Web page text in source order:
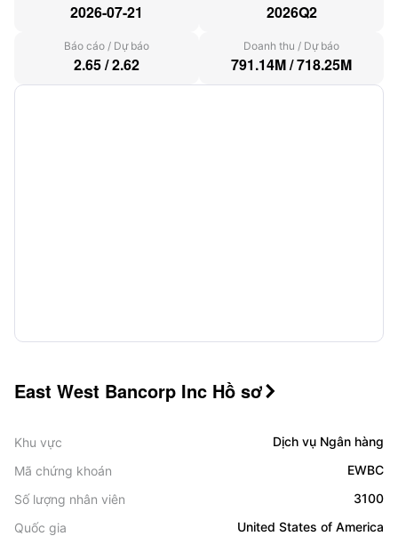
2026-07-21 2026Q2
Báo cáo / Dự báo
2.65/2.62
Doanh thu / Dự báo
791.14M/718.25M
East West Bancorp Inc Hồ sơ 
Khu vực
Dịch vụ Ngân hàng
Mã chứng khoán
EWBC
Số lượng nhân viên
3100
Quốc gia
United States of America